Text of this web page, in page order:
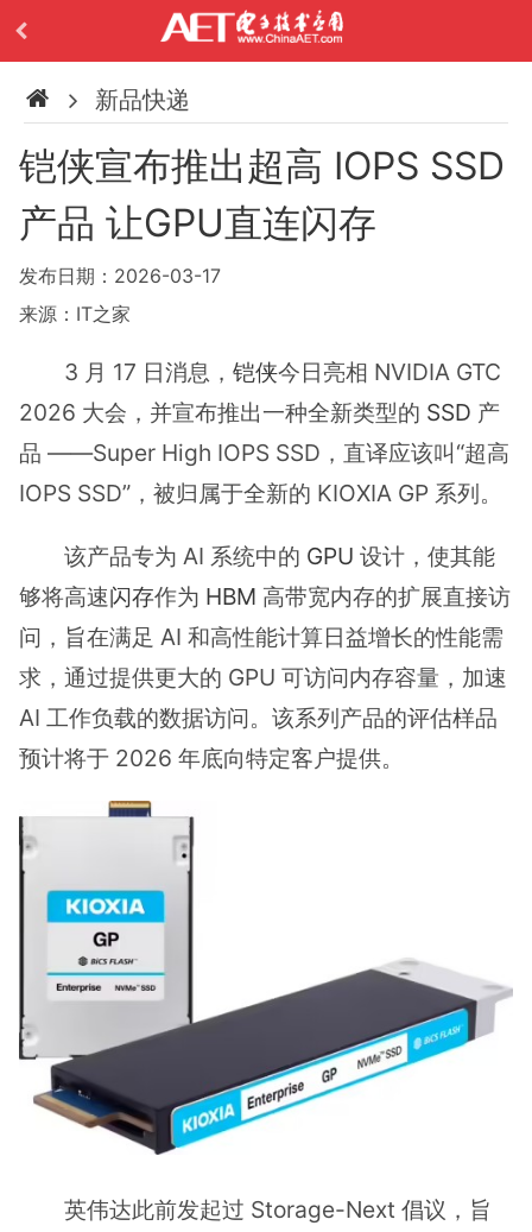
新品快递
铠侠宣布推出超高 IOPS SSD
产品 让GPU直连闪存
发布日期：2026-03-17
来源：IT之家
3 月 17 日消息，铠侠今日亮相 NVIDIA GTC
2026 大会，并宣布推出一种全新类型的 SSD 产
品 ——Super High IOPS SSD，直译应该叫“超高
IOPS SSD”，被归属于全新的 KIOXIA GP 系列。
该产品专为 AI 系统中的 GPU 设计，使其能
够将高速闪存作为 HBM 高带宽内存的扩展直接访
问，旨在满足 AI 和高性能计算日益增长的性能需
求，通过提供更大的 GPU 可访问内存容量，加速
AI 工作负载的数据访问。该系列产品的评估样品
预计将于 2026 年底向特定客户提供。
英伟达此前发起过 Storage-Next 倡议，旨